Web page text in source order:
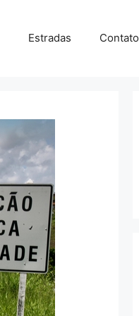
Estradas Contato